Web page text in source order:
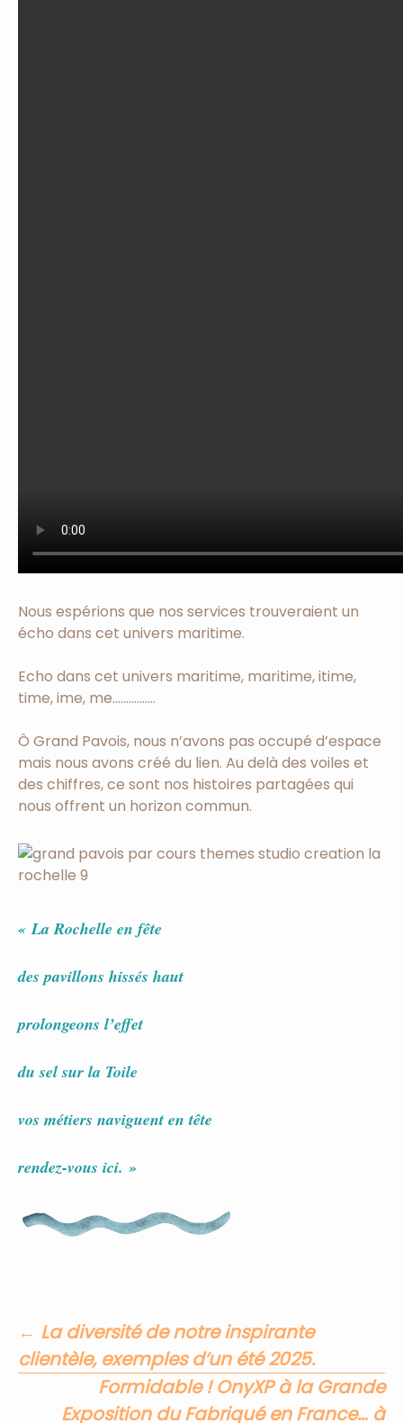
Nous espérions que nos services trouveraient un
écho dans cet univers maritime.
Echo dans cet univers maritime, maritime, itime,
time, ime, me…………….
Ô Grand Pavois, nous n’avons pas occupé d’espace
mais nous avons créé du lien. Au delà des voiles et
des chiffres, ce sont nos histoires partagées qui
nous offrent un horizon commun.
« La Rochelle en fête
des pavillons hissés haut
prolongeons l’effet
du sel sur la Toile
vos métiers naviguent en tête
rendez-vous ici. »
Navigation
← La diversité de notre inspirante
clientèle, exemples d’un été 2025.
Formidable ! OnyXP à la Grande
Exposition du Fabriqué en France… à